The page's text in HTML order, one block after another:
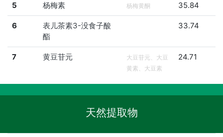
5 杨梅素 杨梅黄酮 35.84
6
表儿茶素3-没食子酸
酯
33.74
7 黄豆苷元
大豆苷元、大豆
黄素、大豆素
24.71
天然提取物